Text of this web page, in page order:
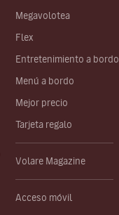
Megavolotea
Flex
Entretenimiento a bordo
Menú a bordo
Mejor precio
Tarjeta regalo
Volare Magazine
Acceso móvil